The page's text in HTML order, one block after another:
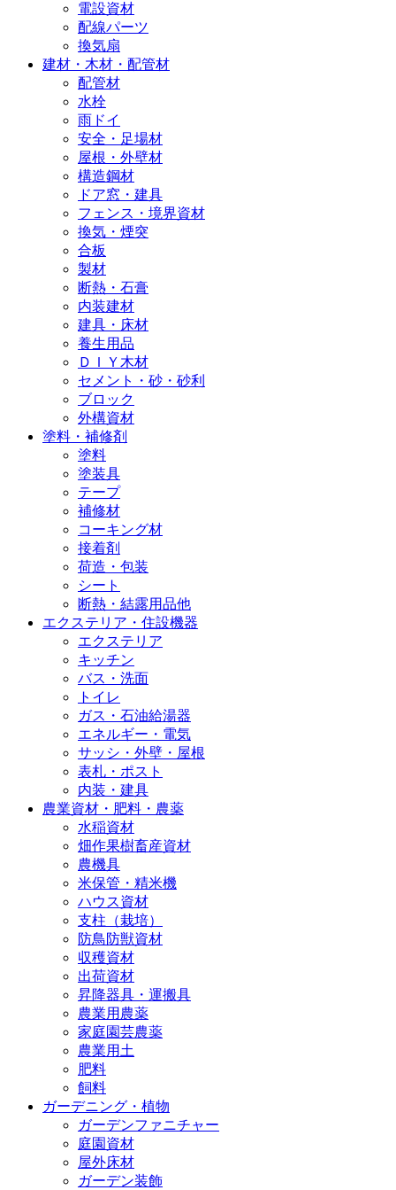
電設資材
配線パーツ
換気扇
建材・木材・配管材
配管材
水栓
雨ドイ
安全・足場材
屋根・外壁材
構造鋼材
ドア窓・建具
フェンス・境界資材
換気・煙突
合板
製材
断熱・石膏
内装建材
建具・床材
養生用品
ＤＩＹ木材
セメント・砂・砂利
ブロック
外構資材
塗料・補修剤
塗料
塗装具
テープ
補修材
コーキング材
接着剤
荷造・包装
シート
断熱・結露用品他
エクステリア・住設機器
エクステリア
キッチン
バス・洗面
トイレ
ガス・石油給湯器
エネルギー・電気
サッシ・外壁・屋根
表札・ポスト
内装・建具
農業資材・肥料・農薬
水稲資材
畑作果樹畜産資材
農機具
米保管・精米機
ハウス資材
支柱（栽培）
防鳥防獣資材
収穫資材
出荷資材
昇降器具・運搬具
農業用農薬
家庭園芸農薬
農業用土
肥料
飼料
ガーデニング・植物
ガーデンファニチャー
庭園資材
屋外床材
ガーデン装飾